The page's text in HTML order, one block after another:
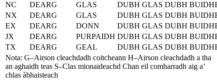
NC
DEARG GLAS DUBH GLAS DUBH
NX
DEARG GLAS DUBH GLAS DUBH
EX
DEARG DONN DUBH GLAS DUBH
JX
DEARG PURPAIDH DUBH GLAS DUBH
TX
DEARG GEAL DUBH GLAS DUBH
Nota: G–Airson cleachdadh coitcheann H–Airson cleachdadh a tha
an aghaidh teas S–Clas mionaideachd Chan eil comharradh aig a’
chlas àbhaisteach